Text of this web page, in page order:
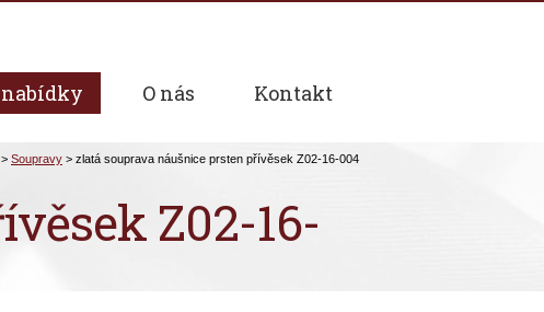
Z02-16-
O nás Kontakt